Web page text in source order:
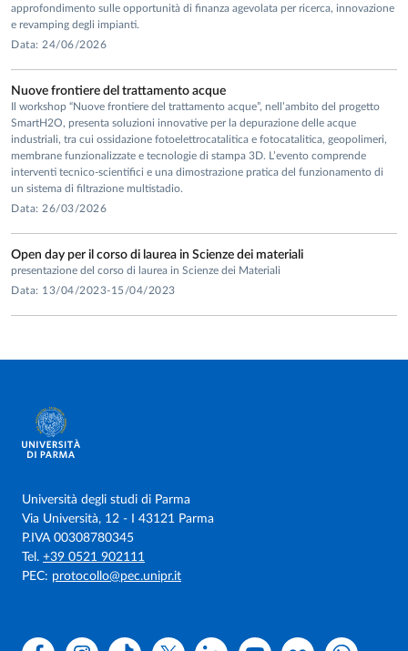
approfondimento sulle opportunità di finanza agevolata per ricerca, innovazione
e revamping degli impianti.
Data: 24/06/2026
Nuove frontiere del trattamento acque
Il workshop “Nuove frontiere del trattamento acque”, nell’ambito del progetto
SmartH2O, presenta soluzioni innovative per la depurazione delle acque
industriali, tra cui ossidazione fotoelettrocatalitica e fotocatalitica, geopolimeri,
membrane funzionalizzate e tecnologie di stampa 3D. L’evento comprende
interventi tecnico-scientifici e una dimostrazione pratica del funzionamento di
un sistema di filtrazione multistadio.
Data: 26/03/2026
Open day per il corso di laurea in Scienze dei materiali
presentazione del corso di laurea in Scienze dei Materiali
Data: 13/04/2023-15/04/2023
Università degli studi di Parma
Via Università, 12 - I 43121 Parma
P.IVA 00308780345
Tel. +39 0521 902111
PEC: protocollo@pec.unipr.it